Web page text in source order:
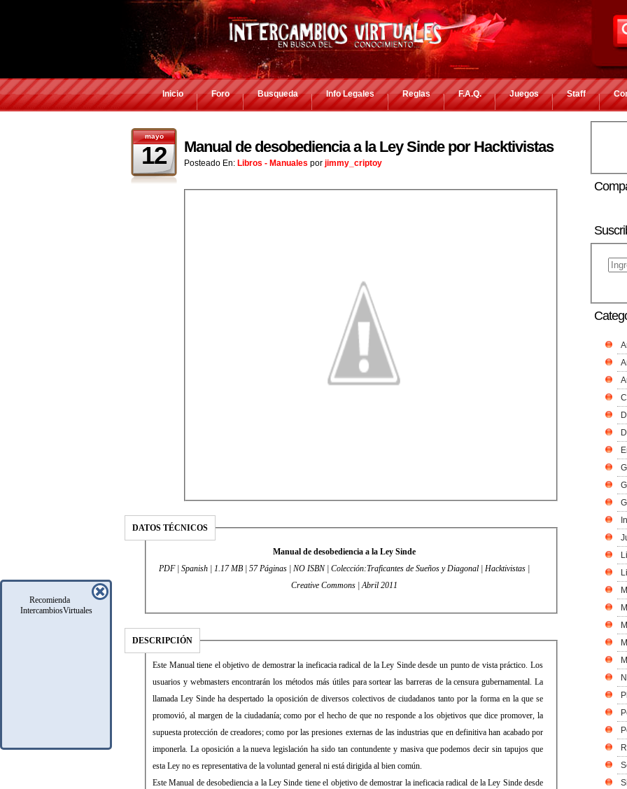
Recomienda
IntercambiosVirtuales
Inicio Foro Busqueda Info Legales Reglas F.A.Q. Juegos Staff
mayo
12 Manual de desobediencia a la Ley Sinde por Hacktivistas
Posteado En: Libros - Manuales por jimmy_criptoy
DATOS TÉCNICOS
Manual de desobediencia a la Ley Sinde
PDF | Spanish | 1.17 MB | 57 Páginas | NO ISBN | Colección:Traficantes de Sueños y Diagonal | Hacktivistas |
Creative Commons | Abril 2011
DESCRIPCIÓN
Este Manual tiene el objetivo de demostrar la ineficacia radical de la Ley Sinde desde un punto de vista práctico. Los
usuarios y webmasters encontrarán los métodos más útiles para sortear las barreras de la censura gubernamental. La
llamada Ley Sinde ha despertado la oposición de diversos colectivos de ciudadanos tanto por la forma en la que se
promovió, al margen de la ciudadanía; como por el hecho de que no responde a los objetivos que dice promover, la
supuesta protección de creadores; como por las presiones externas de las industrias que en definitiva han acabado por
imponerla. La oposición a la nueva legislación ha sido tan contundente y masiva que podemos decir sin tapujos que
esta Ley no es representativa de la voluntad general ni está dirigida al bien común.
Este Manual de desobediencia a la Ley Sinde tiene el objetivo de demostrar la ineficacia radical de la Ley Sinde desde